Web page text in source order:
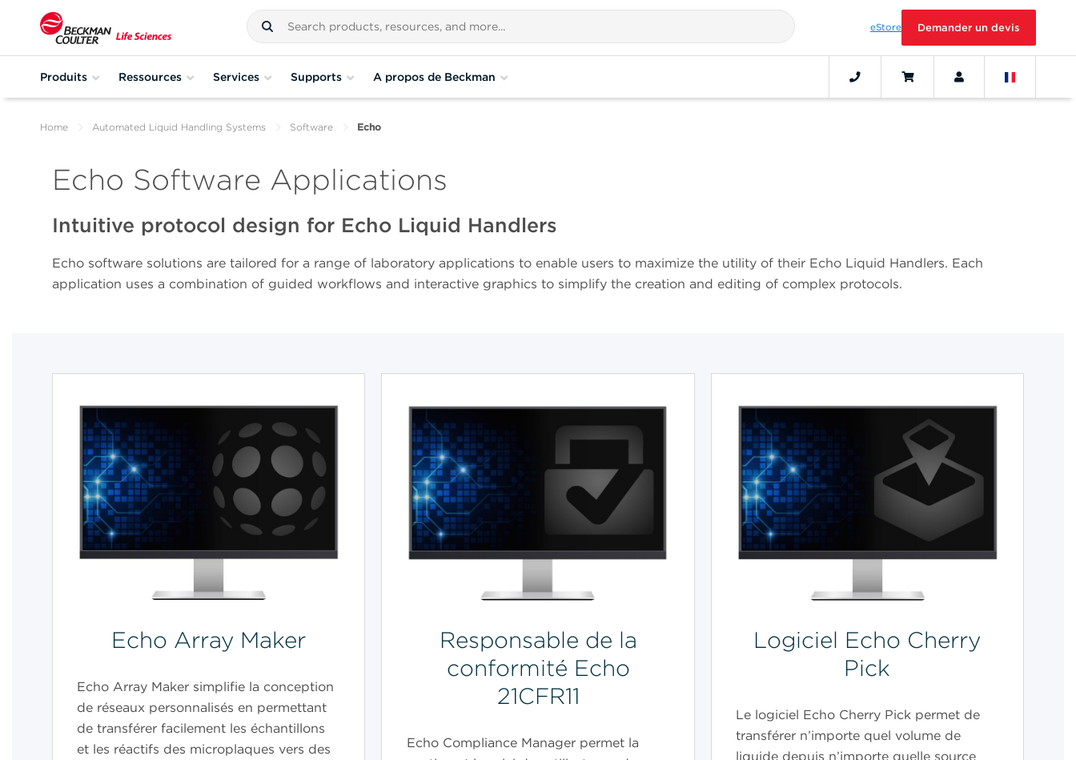
eStore Demander un devis
Produits Ressources Services Supports A propos de Beckman
Home Automated Liquid Handling Systems Software Echo
Echo Software Applications
Intuitive protocol design for Echo Liquid Handlers
Echo software solutions are tailored for a range of laboratory applications to enable users to maximize the utility of their Echo Liquid Handlers. Each
application uses a combination of guided workflows and interactive graphics to simplify the creation and editing of complex protocols.
Echo Array Maker
Echo Array Maker simplifie la conception
de réseaux personnalisés en permettant
de transférer facilement les échantillons
et les réactifs des microplaques vers des
Responsable de la
conformité Echo
21CFR11
Echo Compliance Manager permet la
Logiciel Echo Cherry
Pick
Le logiciel Echo Cherry Pick permet de
transférer n’importe quel volume de
liquide depuis n’importe quelle source